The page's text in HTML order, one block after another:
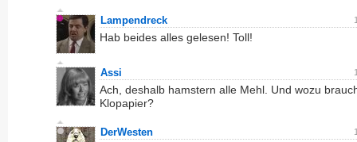
Lampendreck
Hab beides alles gelesen! Toll!
Assi
Ach, deshalb hamstern alle Mehl. Und wozu
Klopapier?
DerWesten